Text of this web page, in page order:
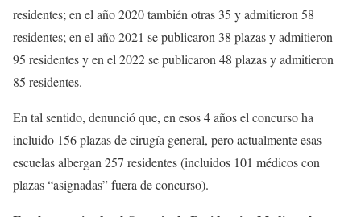
residentes; en el año 2020 también otras 35 y admitieron 58
residentes; en el año 2021 se publicaron 38 plazas y admitieron
95 residentes y en el 2022 se publicaron 48 plazas y admitieron
85 residentes.
En tal sentido, denunció que, en esos 4 años el concurso ha
incluido 156 plazas de cirugía general, pero actualmente esas
escuelas albergan 257 residentes (incluidos 101 médicos con
plazas “asignadas” fuera de concurso).